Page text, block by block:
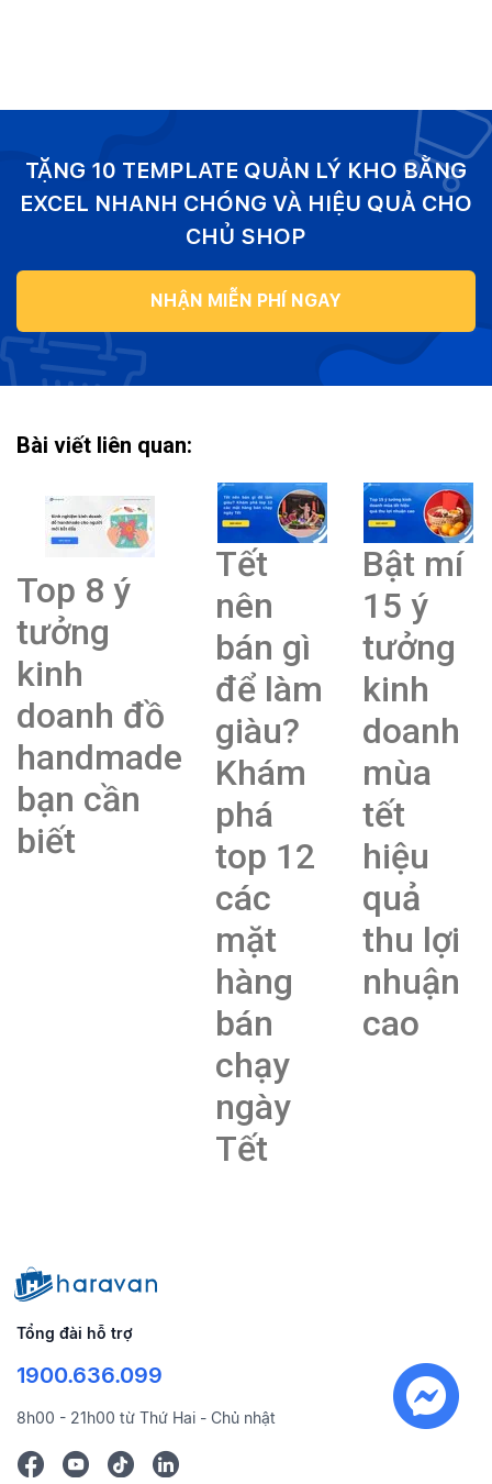
TẶNG 10 TEMPLATE QUẢN LÝ KHO BẰNG
EXCEL NHANH CHÓNG VÀ HIỆU QUẢ CHO
CHỦ SHOP
NHẬN MIỄN PHÍ NGAY
Bài viết liên quan:
Top 8 ý
tưởng
kinh
doanh đồ
handmade
bạn cần
biết
Tết
nên
bán gì
để làm
giàu?
Khám
phá
top 12
các
mặt
hàng
bán
chạy
ngày
Tết
Bật mí
15 ý
tưởng
kinh
doanh
mùa
tết
hiệu
quả
thu lợi
nhuận
cao
Tổng đài hỗ trợ
1900.636.099
8h00 - 21h00 từ Thứ Hai - Chủ nhật